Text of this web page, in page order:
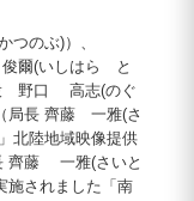
のぶ)）、
爾(いしはら と
役 野口 高志(のぐ
局長 齊藤 一雅(さ
北陸地域映像提供
齊藤 一雅(さいと
施されました「南